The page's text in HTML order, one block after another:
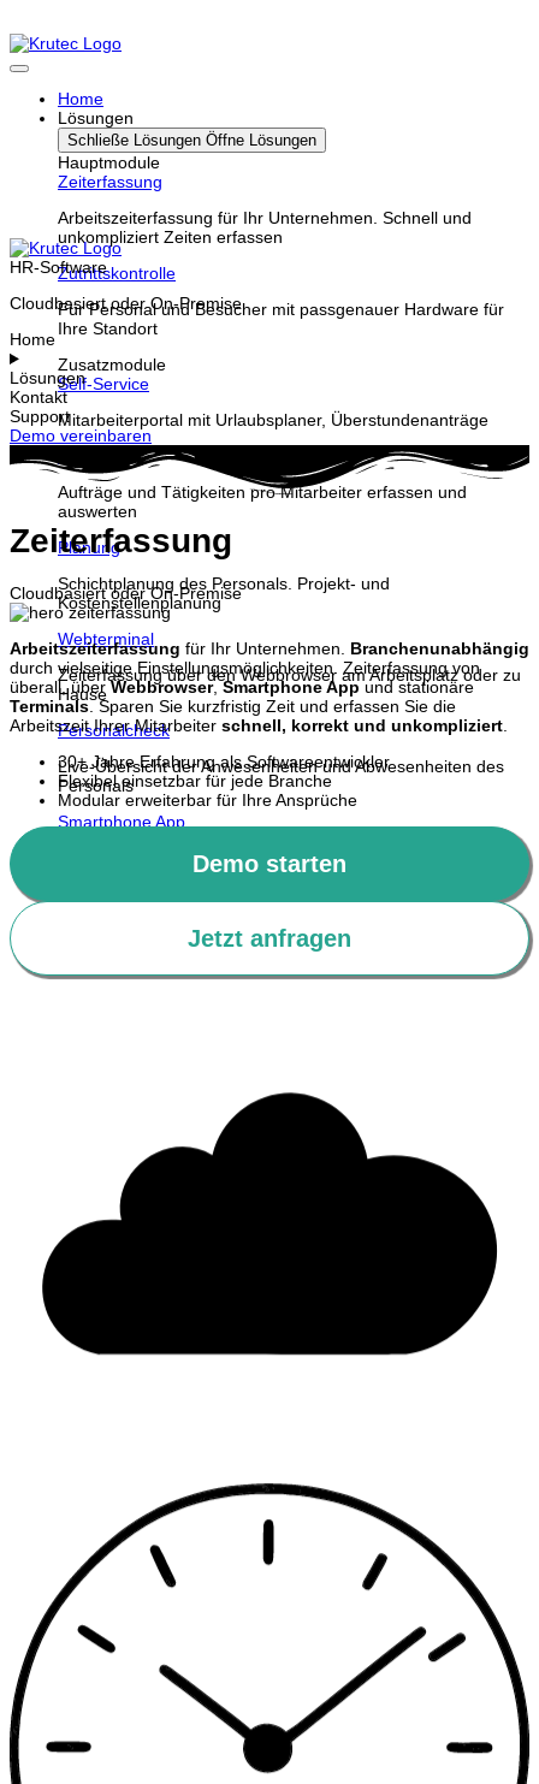
Home
Lösungen
Schließe Lösungen Öffne Lösungen
Hauptmodule
Zeiterfassung
Arbeitszeiterfassung für Ihr Unternehmen. Schnell und
unkompliziert Zeiten erfassen
Zutrittskontrolle
Für Personal und Besucher mit passgenauer Hardware für
Ihre Standort
Zusatzmodule
Self-Service
Mitarbeiterportal mit Urlaubsplaner, Überstundenanträge
Aufträge und Tätigkeiten pro Mitarbeiter erfassen und
auswerten
Planung
Schichtplanung des Personals. Projekt- und
Kostenstellenplanung
Webterminal
Zeiterfassung über den Webbrowser am Arbeitsplatz oder zu
Hause
Personalcheck
Live-Übersicht der Anwesenheiten und Abwesenheiten des
Personals
Smartphone App
Zeiterfassung, Projekterfassung und Urlaubsplaner für iPhone
HR-Software
Cloudbasiert oder On-Premise
Home
Lösungen
Kontakt
Support
Demo vereinbaren
Zeiterfassung
Cloudbasiert oder On-Premise
Arbeitszeiterfassung für Ihr Unternehmen. Branchenunabhängig
durch vielseitige Einstellungsmöglichkeiten. Zeiterfassung von
überall, überWebbrowser,Smartphone Appund stationäre
Terminals. Sparen Sie kurzfristig Zeit und erfassen Sie die
Arbeitszeit Ihrer Mitarbeiter schnell, korrekt und unkompliziert
30+ Jahre Erfahrung als Softwareentwickler
Flexibel einsetzbar für jede Branche
Modular erweiterbar für Ihre Ansprüche
Demo starten
Jetzt anfragen